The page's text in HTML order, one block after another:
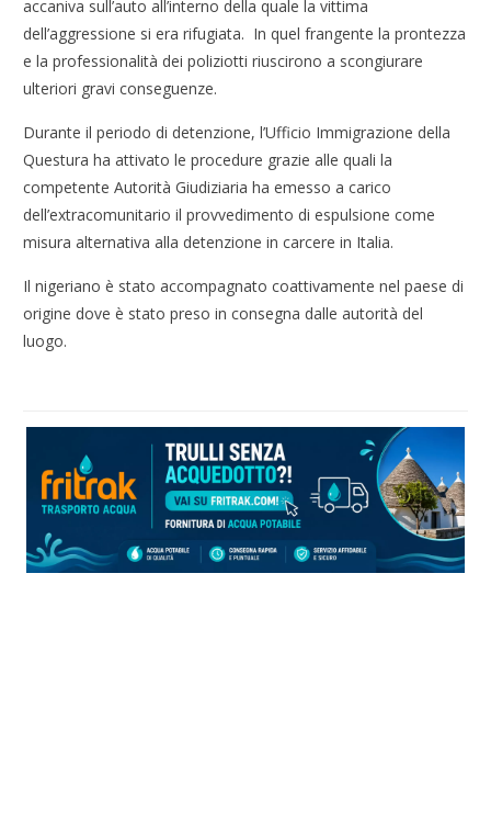
accaniva sull’auto all’interno della quale la vittima
dell’aggressione si era rifugiata. In quel frangente la prontezza
e la professionalità dei poliziotti riuscirono a scongiurare
ulteriori gravi conseguenze.
Durante il periodo di detenzione, l’Ufficio Immigrazione della
Questura ha attivato le procedure grazie alle quali la
competente Autorità Giudiziaria ha emesso a carico
dell’extracomunitario il provvedimento di espulsione come
misura alternativa alla detenzione in carcere in Italia.
Il nigeriano è stato accompagnato coattivamente nel paese di
origine dove è stato preso in consegna dalle autorità del
luogo.